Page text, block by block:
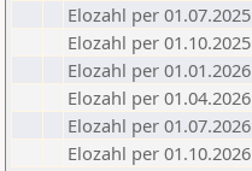
Elozahl per 01.07.2025
Elozahl per 01.10.2025
Elozahl per 01.01.2026
Elozahl per 01.04.2026
Elozahl per 01.07.2026
Elozahl per 01.10.2026